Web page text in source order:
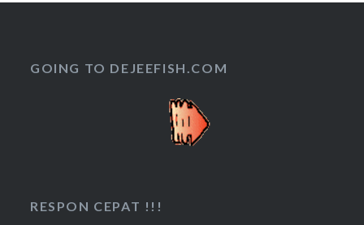
GOING TO DEJEEFISH.COM
RESPON CEPAT !!!